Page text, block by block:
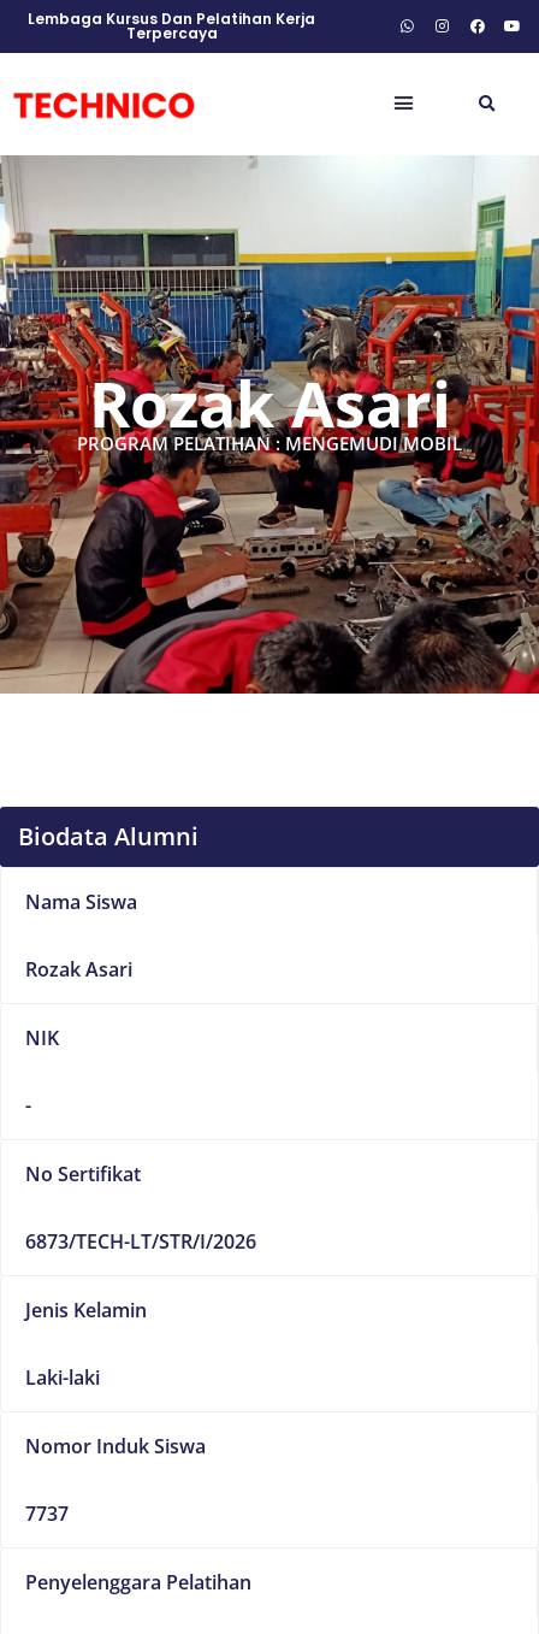
Lembaga Kursus Dan Pelatihan Kerja
Terpercaya
Rozak Asari
PROGRAM PELATIHAN : MENGEMUDI MOBIL
Biodata Alumni
Nama Siswa
Rozak Asari
NIK
-
No Sertifikat
6873/TECH-LT/STR/I/2026
Jenis Kelamin
Laki-laki
Nomor Induk Siswa
7737
Penyelenggara Pelatihan